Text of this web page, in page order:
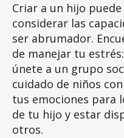
Criar a un hijo
considerar las
ser abrumador.
de manejar tu
únete a un grupo
cuidado de niños
tus emociones para
de tu hijo y estar
otros.